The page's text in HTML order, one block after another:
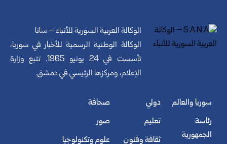
الوكالة العربية السورية للأنباء – سانا
الوكالة الوطنية الرسمية للأخبار في سوريا،
تأسست في 24 يونيو 1965. تتبع وزارة
الإعلام، ومركزها الرئيسي في دمشق.
سوريا والعالم
رئاسة
الجمهورية
دولي
تعليم
ثقافة وفنون
صحافة
صور
علوم وتكنولوجيا